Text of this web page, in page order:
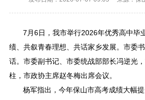
7月6日，我市举行2026年优秀高中毕
绩、共叙青春理想、共话家乡发展。市委
话。市委副书记、市委统战部部长冯逆光
柱，市政协主席赵冬梅出席会议。
杨军指出，今年保山市高考成绩大幅